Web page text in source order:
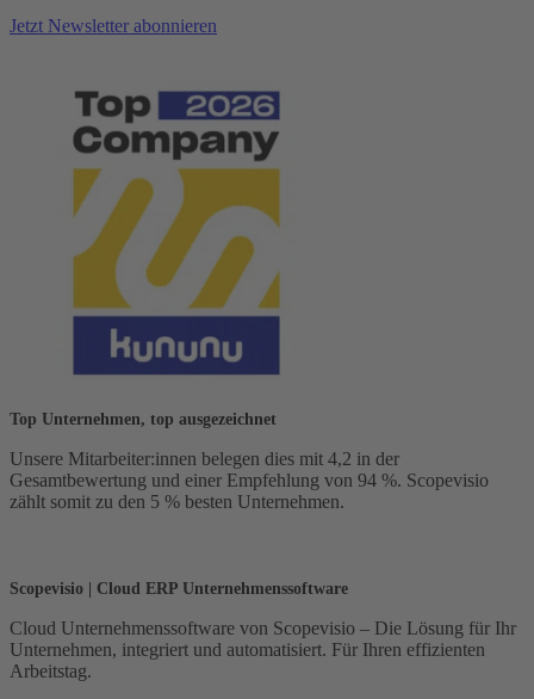
Jetzt Newsletter abonnieren
Top Unternehmen, top ausgezeichnet
Unsere Mitarbeiter:innen belegen dies mit 4,2 in der
Gesamtbewertung und einer Empfehlung von 94 %. Scopevisio
zählt somit zu den 5 % besten Unternehmen.
Scopevisio | Cloud ERP Unternehmenssoftware
Cloud Unternehmenssoftware von Scopevisio – Die Lösung für Ihr
Unternehmen, integriert und automatisiert. Für Ihren effizienten
Arbeitstag.